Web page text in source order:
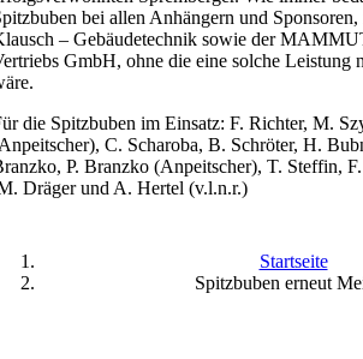
bei allen Anhängern und Sponsoren,
– Gebäudetechnik sowie der
GmbH, ohne die eine solche Leistung
die Spitzbuben im Einsatz: F. Richter, M.
C. Scharoba, B. Schröter, H.
P. Branzko (Anpeitscher), T. Steffin,
Dräger und A. Hertel (v.l.n.r.)
Startseite
Spitzbuben erneut